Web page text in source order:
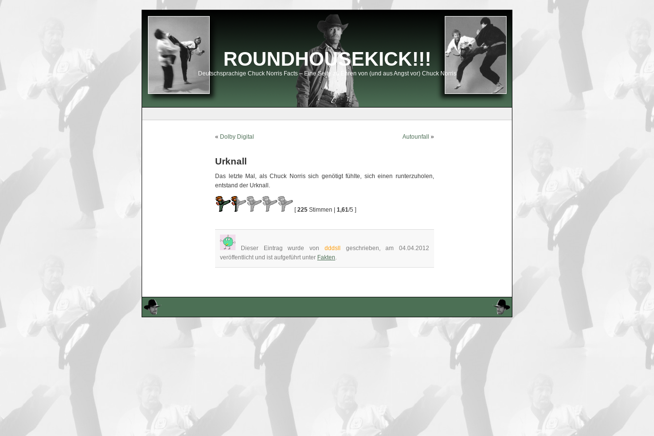
ROUNDHOUSEKICK!!!
Deutschsprachige Chuck Norris Facts – Eine Seite zu Ehren von (und aus Angst vor) Chuck Norris
« Dolby Digital Autounfall »
Urknall
Das letzte Mal, als Chuck Norris sich genötigt fühlte, sich einen runterzuholen,
entstand der Urknall.
[225 Stimmen | 1,61/5 ]
Dieser Eintrag wurde von dddsll
geschrieben, am 04.04.2012
veröffentlicht und ist aufgeführt unter Fakten.